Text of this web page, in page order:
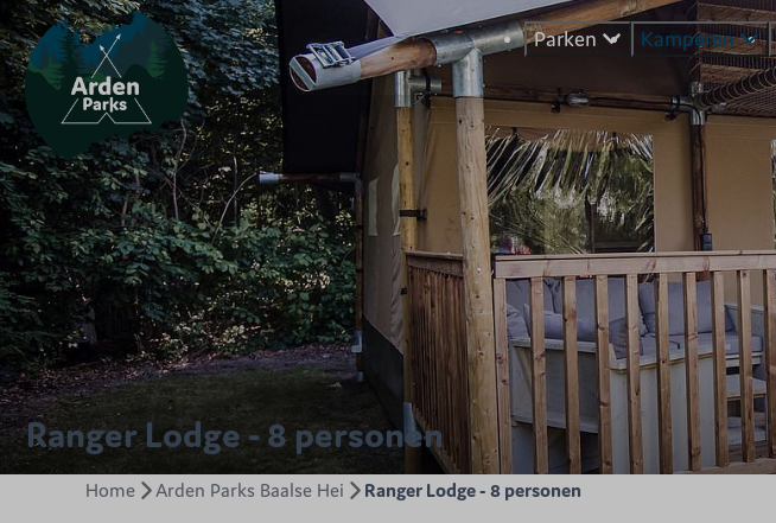
Parken Kamperen
Ranger Lodge - 8 personen
Home Arden Parks Baalse Hei Ranger Lodge - 8 personen